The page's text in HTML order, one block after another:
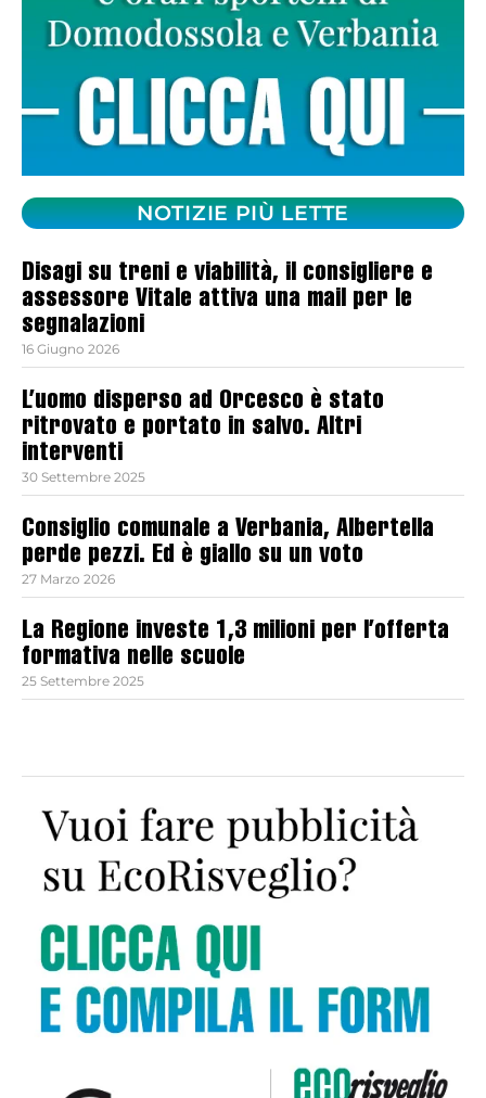
NOTIZIE PIÙ LETTE
Disagi su treni e viabilità, il consigliere e
assessore Vitale attiva una mail per le
segnalazioni
16 Giugno 2026
L’uomo disperso ad Orcesco è stato
ritrovato e portato in salvo. Altri
interventi
30 Settembre 2025
Consiglio comunale a Verbania, Albertella
perde pezzi. Ed è giallo su un voto
27 Marzo 2026
La Regione investe 1,3 milioni per l’offerta
formativa nelle scuole
25 Settembre 2025